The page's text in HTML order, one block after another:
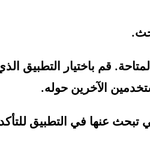
قم باختيار التطبيق
الآخرين حوله.
تبحث عنها في التطبيق